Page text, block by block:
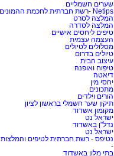
שערים חשמליים
Netips -רשת חברתית לחכמת ההמונים
המלצה לסרט
המלצה לסדרה
טיפים ליחסים אישיים
העצמה עצמית
מסלולים לטיולים
טיולים בדרום
עיצוב הבית
טיפוח ואופנה
דיאטה
יחסי מין
מתכונים
הורים וילדים
תיקון שער חשמלי בראשון לציון
מקומון אשדוד
ישראל נט
נדל"ן באשדוד
ישראל נט
נטיפס - רשת חברתית לטיפים והמלצות
-
בתי מלון באשדוד